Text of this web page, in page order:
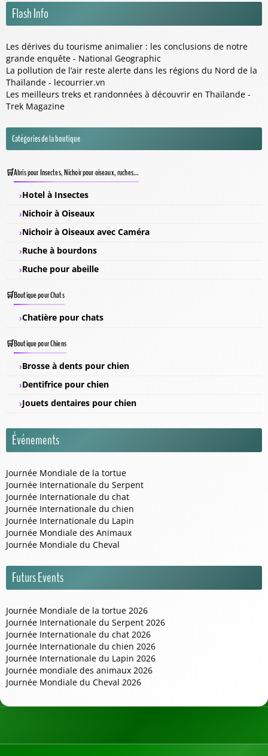
Flash Info
Les dérives du tourisme animalier : les conclusions de notre
grande enquête - National Geographic
La pollution de l’air reste alerte dans les régions du Nord de la
Thaïlande - lecourrier.vn
Les meilleurs treks et randonnées à découvrir en Thaïlande -
Trek Magazine
Catégories de la boutique
Abris pour Insectes, Nichoir pour oiseaux, ruches...
Hotel à Insectes
Nichoir à Oiseaux
Nichoir à Oiseaux avec Caméra
Ruche à bourdons
Ruche pour abeille
Boutique pour Chats
Chatière pour chats
Boutique pour Chiens
Brosse à dents pour chien
Dentifrice pour chien
Jouets dentaires pour chien
Événements
Journée Mondiale de la tortue
Journée Internationale du Serpent
Journée Internationale du chat
Journée Internationale du chien
Journée Internationale du Lapin
Journée Mondiale des Animaux
Journée Mondiale du Cheval
Futurs Events
Journée Mondiale de la tortue 2026
Journée Internationale du Serpent 2026
Journée Internationale du chat 2026
Journée Internationale du chien 2026
Journée Internationale du Lapin 2026
Journée mondiale des animaux 2026
Journée Mondiale du Cheval 2026